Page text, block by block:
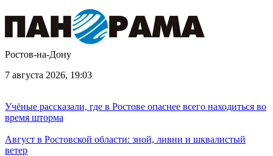
Ростов-на-Дону
7 августа 2026, 19:03
Учёные рассказали, где в Ростове опаснее всего находиться во
время шторма
Август в Ростовской области: зной, ливни и шквалистый
ветер